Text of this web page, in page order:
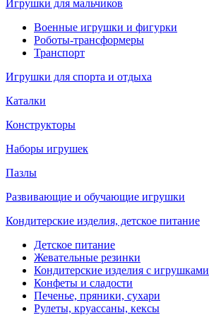
Игрушки для мальчиков
Военные игрушки и фигурки
Роботы-трансформеры
Транспорт
Игрушки для спорта и отдыха
Каталки
Конструкторы
Наборы игрушек
Пазлы
Развивающие и обучающие игрушки
Кондитерские изделия, детское питание
Детское питание
Жевательные резинки
Кондитерские изделия с игрушками
Конфеты и сладости
Печенье, пряники, сухари
Рулеты, круассаны, кексы